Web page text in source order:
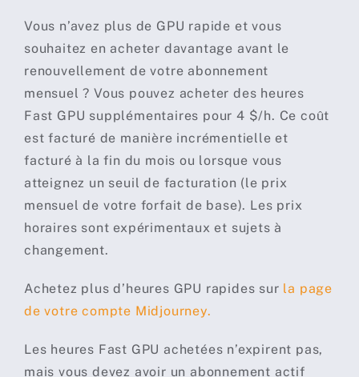
Vous n’avez plus de GPU rapide et vous
souhaitez en acheter davantage avant le
renouvellement de votre abonnement
mensuel ? Vous pouvez acheter des heures
Fast GPU supplémentaires pour 4 $/h. Ce coût
est facturé de manière incrémentielle et
facturé à la fin du mois ou lorsque vous
atteignez un seuil de facturation (le prix
mensuel de votre forfait de base). Les prix
horaires sont expérimentaux et sujets à
changement.
Achetez plus d’heures GPU rapides sur la page
de votre compte Midjourney.
Les heures Fast GPU achetées n’expirent pas,
mais vous devez avoir un abonnement actif